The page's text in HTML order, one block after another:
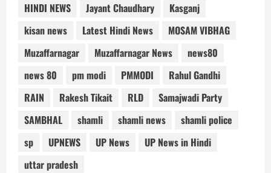
HINDI NEWS
Jayant Chaudhary
Kasganj
kisan news
Latest Hindi News
MOSAM VIBHAG
Muzaffarnagar
Muzaffarnagar News
news80
news 80
pm modi PMMODI
Rahul Gandhi
RAIN
Rakesh Tikait RLD
Samajwadi Party
SAMBHAL
shamli shamli news
shamli police
sp
UPNEWS UP News
UP News in Hindi
uttar pradesh